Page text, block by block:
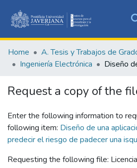
&
Home A. Tesis y Trabajos de
Ingeniería Electrónica
Request a copy of the
Enter the following information to
following item: Diseño de una
predecir el riesgo de padecer una
Requesting the following file: